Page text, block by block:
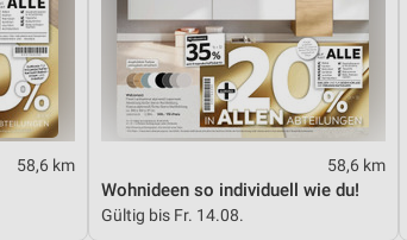
58,6 km 58,6 km
Wohnideen so individuell wie du!
Gültig bis Fr. 14.08.